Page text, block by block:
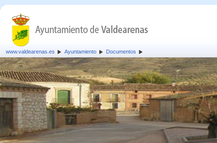
www.valdearenas.es Ayuntamiento Documentos